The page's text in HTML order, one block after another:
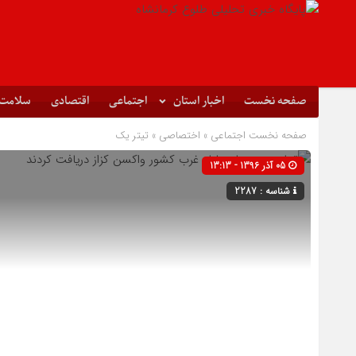
صفحه نخست اخبار استان اجتماعی اقتصادی
صفحه نخست اجتماعی » اختصاصی » تیتر یک
شناسه : 2287